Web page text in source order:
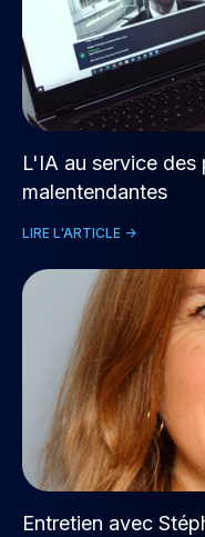
L'IA au service des
malentendantes
LIRE L'ARTICLE ->
Entretien avec